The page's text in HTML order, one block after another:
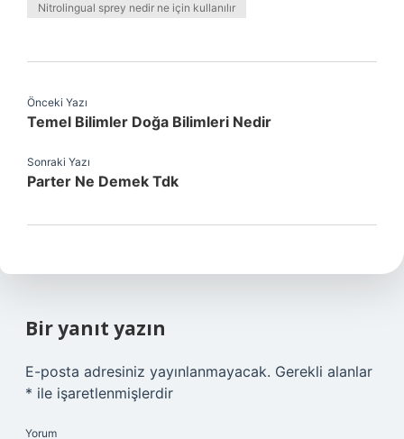
Nitrolingual sprey nedir ne için kullanılır
Önceki Yazı
Temel Bilimler Doğa Bilimleri Nedir
Sonraki Yazı
Parter Ne Demek Tdk
Bir yanıt yazın
E-posta adresiniz yayınlanmayacak. Gerekli alanlar
* ile işaretlenmişlerdir
Yorum